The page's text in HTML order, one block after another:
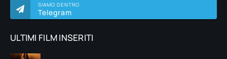
SIAMO DENTRO
Telegram
ULTIMI FILM INSERITI